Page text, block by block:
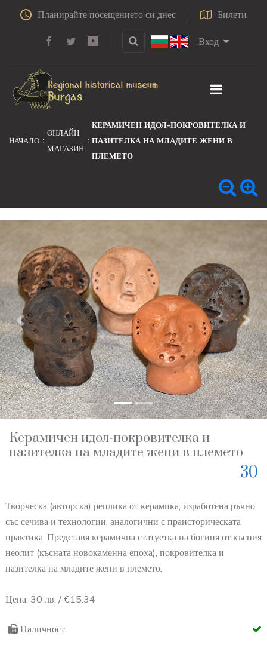
Планирайте посещението си днес Билети
Вход
НАЧАЛО
ОНЛАЙН
МАГАЗИН
КЕРАМИЧЕН ИДОЛ-ПОКРОВИТЕЛКА И
ПАЗИТЕЛКА НА МЛАДИТЕ ЖЕНИ В
ПЛЕМЕТО
Previous Next
30
Творческа (авторска) реплика от керамика, изработена ръчно
със сечива и технологии, аналогични с праисторическата
практика. Представя керамична статуетка на богиня от късния
пазителка на младите жени в племето.
Цена: 30 лв. / €15.34